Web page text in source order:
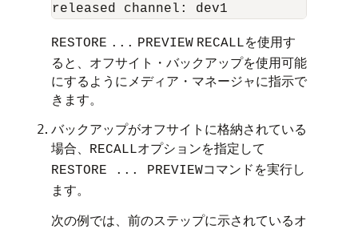
RESTORE ... PREVIEW RECALLを使用す
ると、オフサイト・バックアップを使用可能
にするようにメディア・マネージャに指示で
きます。
バックアップがオフサイトに格納されている
場合、
RECALLオプションを指定して
RESTORE ... PREVIEWコマンドを実行し
ます。
次の例では、前のステップに示されているオ